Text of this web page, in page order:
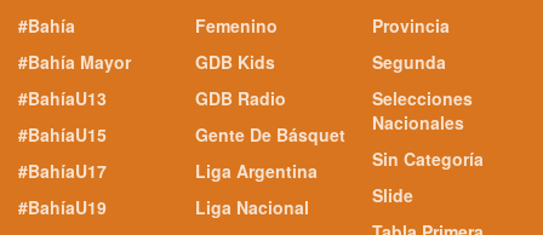
#Bahía
#Bahía Mayor
#BahíaU13
#BahíaU15
#BahíaU17
#BahíaU19
Femenino
GDB Kids
GDB Radio
Gente De Básquet
Liga Argentina
Liga Nacional
Provincia
Segunda
Selecciones
Nacionales
Sin Categoría
Slide